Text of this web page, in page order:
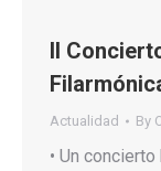
II
Actualidad By
• Un